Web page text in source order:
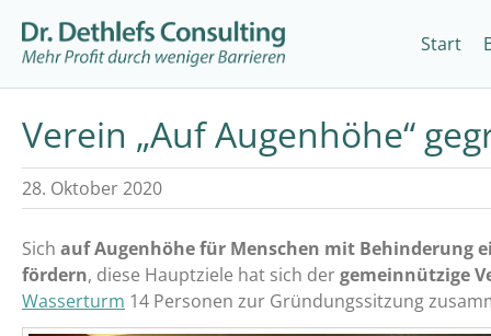
Start
Verein „Auf Augenhöhe“
28. Oktober 2020
Sich auf Augenhöhe für Menschen mit Behinderung
fördern, diese Hauptziele hat sich dergemeinnützige
Wasserturm 14 Personen zur Gründungssitzung